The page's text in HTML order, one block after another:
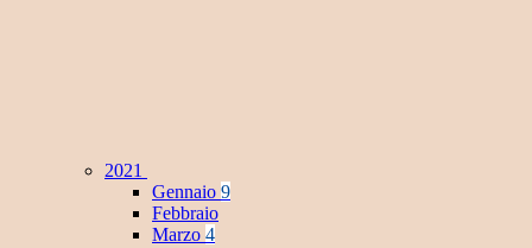
2021
Gennaio 9
Febbraio
Marzo 4